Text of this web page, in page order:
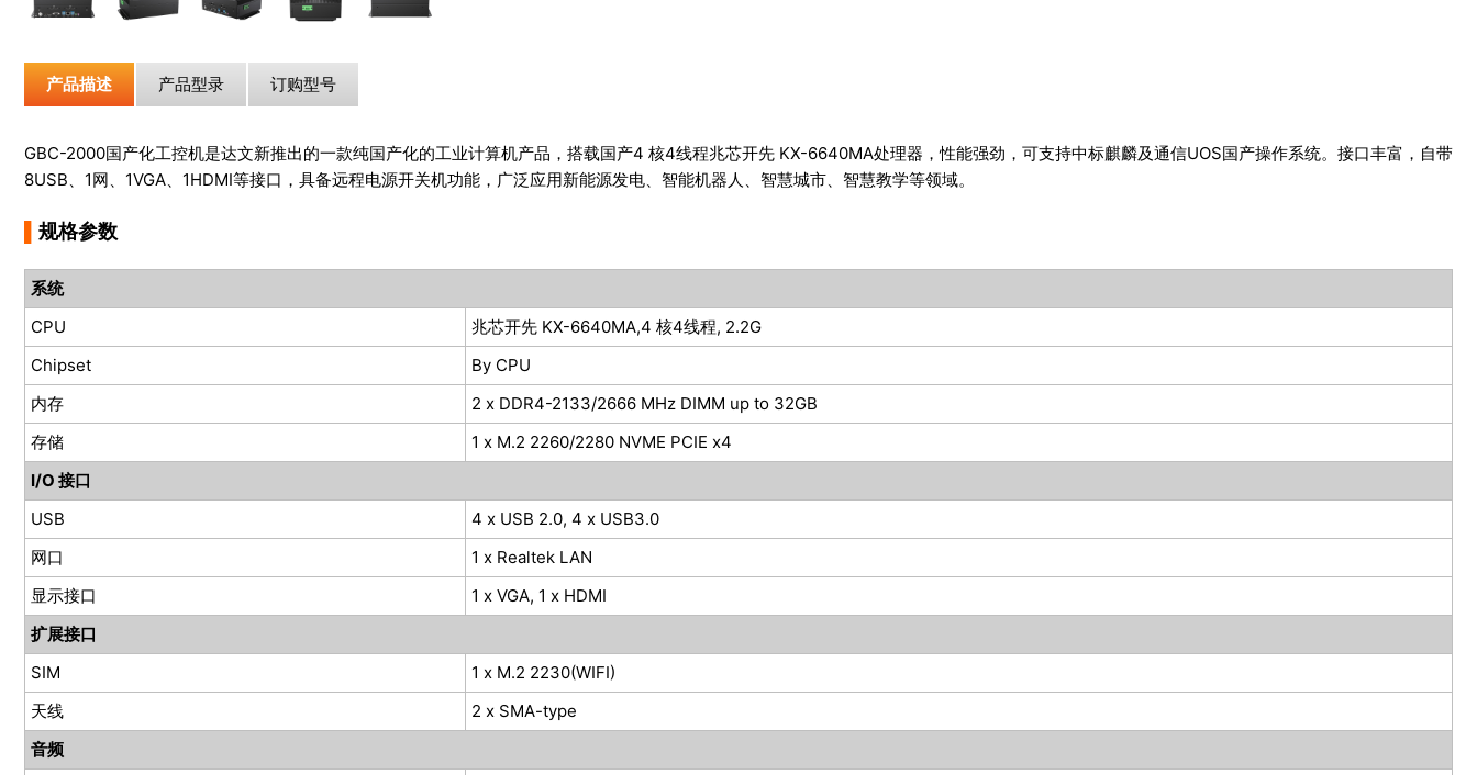
产品描述 产品型录 订购型号
GBC-2000国产化工控机是达文新推出的一款纯国产化的工业计算机产品，搭载国产4 核4线程兆芯开先 KX-6640MA处理器，性能强劲，可支持中标麒麟及通信UOS国产操作系统。接口丰富，自带
8USB、1网、1VGA、1HDMI等接口，具备远程电源开关机功能，广泛应用新能源发电、智能机器人、智慧城市、智慧教学等领域。
规格参数
系统
CPU
兆芯开先 KX-6640MA,4 核4线程, 2.2G
Chipset
By CPU
内存
2 x DDR4-2133/2666 MHz DIMM up to 32GB
存储
1 x M.2 2260/2280 NVME PCIE x4
I/O 接口
USB
4 x USB 2.0, 4 x USB3.0
网口
1 x Realtek LAN
显示接口
1 x VGA, 1 x HDMI
扩展接口
SIM
1 x M.2 2230(WIFI)
天线
2 x SMA-type
音频